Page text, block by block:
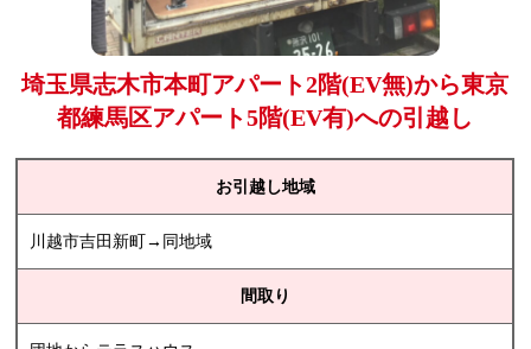
埼玉県志木市本町アパート2階(EV無)から東京
都練馬区アパート5階(EV有)への引越し
お引越し地域
川越市吉田新町→同地域
間取り